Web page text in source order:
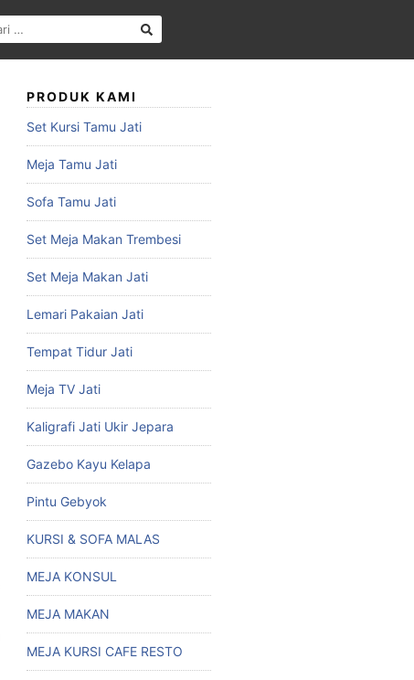
PRODUK KAMI
Set Kursi Tamu Jati
Meja Tamu Jati
Sofa Tamu Jati
Set Meja Makan Trembesi
Set Meja Makan Jati
Lemari Pakaian Jati
Tempat Tidur Jati
Meja TV Jati
Kaligrafi Jati Ukir Jepara
Gazebo Kayu Kelapa
Pintu Gebyok
KURSI & SOFA MALAS
MEJA KONSUL
MEJA MAKAN
MEJA KURSI CAFE RESTO